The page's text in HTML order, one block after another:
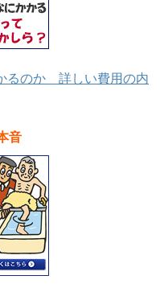
るのか 詳しい費用の内
音